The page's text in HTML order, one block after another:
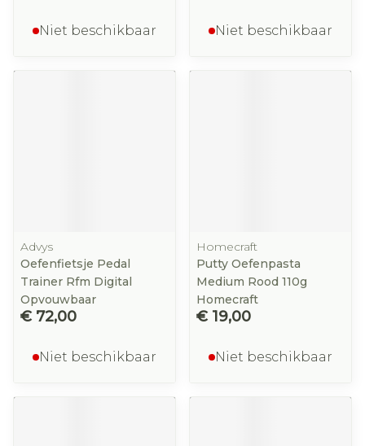
Niet beschikbaar Niet beschikbaar
Advys
Oefenfietsje Pedal
Trainer Rfm Digital
Opvouwbaar
€ 72,00
Niet beschikbaar
Homecraft
Putty Oefenpasta
Medium Rood 110g
Homecraft
€ 19,00
Niet beschikbaar